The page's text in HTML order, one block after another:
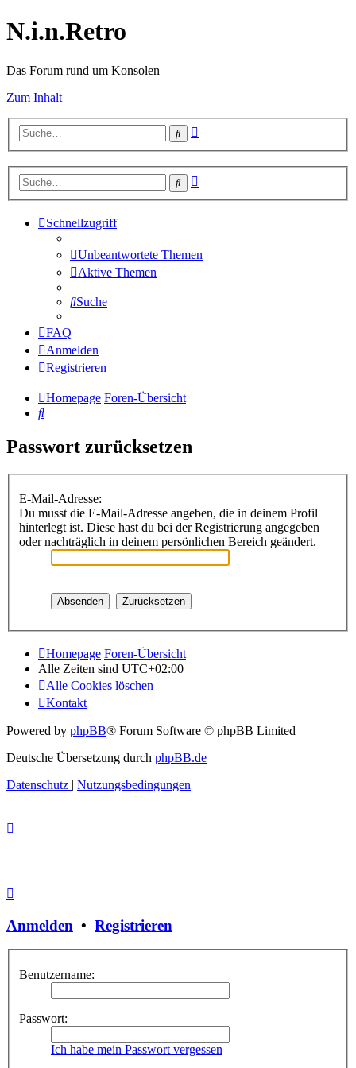
N.i.n.Retro
Das Forum rund um Konsolen
Zum Inhalt
Suche
Suche
Schnellzugriff
Unbeantwortete Themen
Aktive Themen
Suche
FAQ
Anmelden
Registrieren
Homepage Foren-Übersicht
Suche
Passwort zurücksetzen
E-Mail-Adresse:
Du musst die E-Mail-Adresse angeben, die in deinem Profil
hinterlegt ist. Diese hast du bei der Registrierung angegeben
oder nachträglich in deinem persönlichen Bereich geändert.
Homepage Foren-Übersicht
Alle Zeiten sind UTC+02:00
Alle Cookies löschen
Kontakt
Powered by phpBB® Forum Software © phpBB Limited
Deutsche Übersetzung durch phpBB.de
Datenschutz
Nutzungsbedingungen
Anmelden • Registrieren
Benutzername:
Passwort:
Ich habe mein Passwort vergessen